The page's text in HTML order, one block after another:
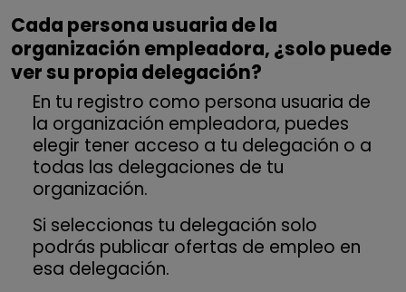
Cada persona usuaria de la
organización empleadora, ¿solo puede
ver su propia delegación?
En tu registro como persona usuaria de
la organización empleadora, puedes
elegir tener acceso a tu delegación o a
todas las delegaciones de tu
organización.
Si seleccionas tu delegación solo
podrás publicar ofertas de empleo en
esa delegación.